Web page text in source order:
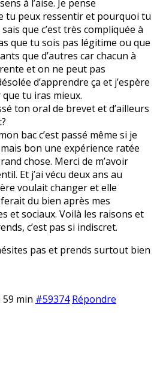
à l’aise. Je pense
tu peux ressentir et pourquoi tu
que c’est très compliquée à
que tu sois pas légitime ou que
que d’autres car chacun à
et on ne peut pas
d’apprendre ça et j’espère
tu iras mieux.
ton oral de brevet et d’ailleurs
bac c’est passé même si je
bon une expérience ratée
chose. Merci de m’avoir
Et j’ai vécu deux ans au
voulait changer et elle
du bien après mes
et sociaux. Voilà les raisons et
c’est pas si indiscret.
pas et prends surtout bien
59 min #59374 Répondre